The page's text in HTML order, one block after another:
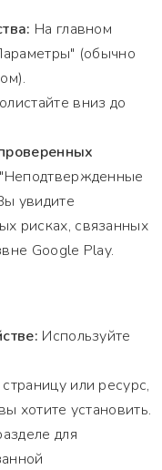
На главном
(обычно
вниз до
увидите
рисках, связанных
Google Play.
Используйте
или ресурс,
хотите установить.
для